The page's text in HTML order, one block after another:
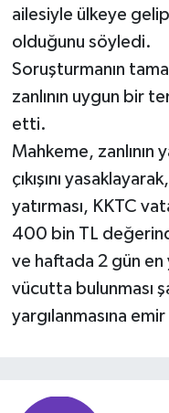
ailesiyle ülkeye
olduğunu söyledi.
Soruşturmanın
zanlının uygun bir
etti.
Mahkeme, zanlının
çıkışını
yatırması, KKTC
400 bin TL
ve haftada 2 gün en
vücutta bulunması
yargılanmasına